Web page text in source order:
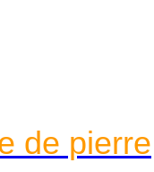
de pierre